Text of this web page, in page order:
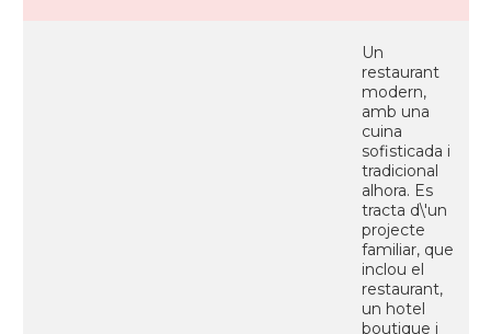
Un
restaurant
modern,
amb una
cuina
sofisticada i
tradicional
alhora. Es
tracta d\'un
projecte
familiar, que
inclou el
restaurant,
un hotel
boutique i